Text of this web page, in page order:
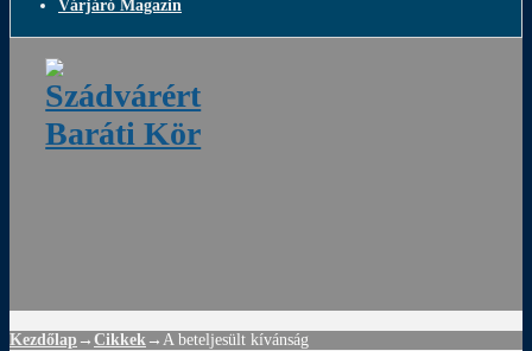
Várjáró Magazin
Kezdőlap → Cikkek → A beteljesült kívánság